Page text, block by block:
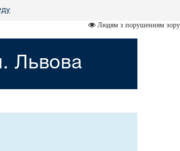
Людям з порушенням зору
Львова